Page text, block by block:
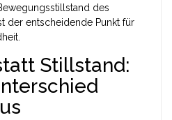
des
der entscheidende Punkt für
Stillstand: